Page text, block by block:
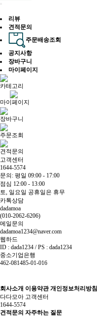
리뷰
견적문의
주문배송조회
공지사항
장바구니
마이페이지
카테고리
마이페이지
장바구니
주문조회
견적문의
고객센터
1644-5574
문의: 평일 09:00 - 17:00
점심 12:00 - 13:00
토, 일요일 공휴일은 휴무
카톡상담
dadamoa
(010-2062-6206)
메일문의
dadamoa1234@naver.com
웹하드
ID : dada1234 / PS : dada1234
중소기업은행
462-081485-01-016
회사소개 이용약관 개인정보처리방침
다다모아 고객센터
1644-5574
견적문의 자주하는 질문